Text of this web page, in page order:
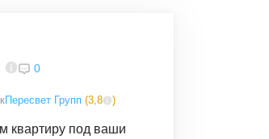
0
Пересвет Групп (3,8 )
квартиру под ваши